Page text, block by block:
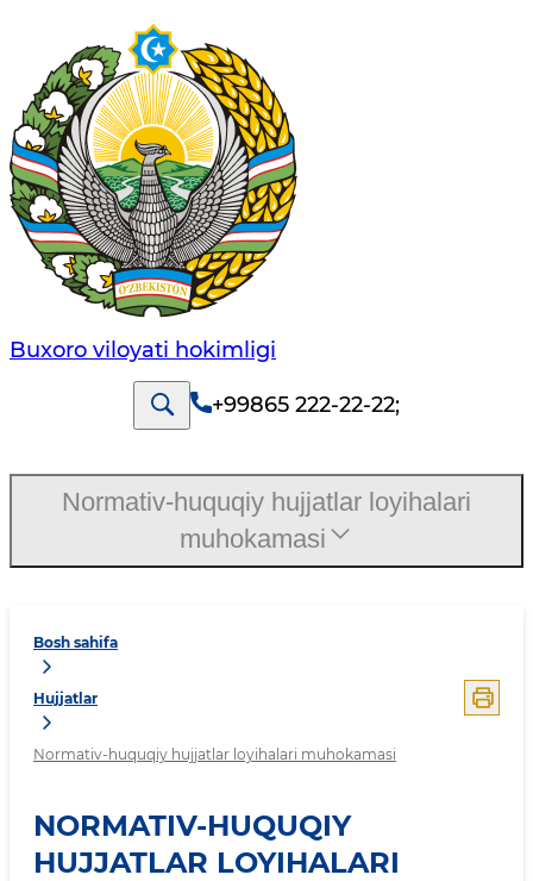
Buxoro viloyati hokimligi
+99865 222-22-22;
Bosh sahifa
Hujjatlar
Normativ-huquqiy hujjatlar loyihalari muhokamasi
NORMATIV-HUQUQIY
HUJJATLAR LOYIHALARI
Normativ-huquqiy hujjatlar loyihalari
muhokamasi